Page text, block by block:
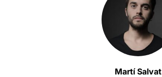
Martí Salvat